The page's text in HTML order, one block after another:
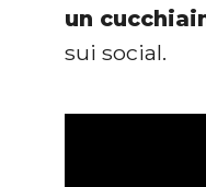
un
sui social.